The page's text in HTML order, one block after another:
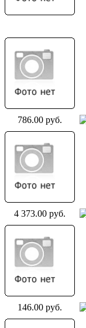
786.00 руб.
4 373.00 руб.
146.00 руб.